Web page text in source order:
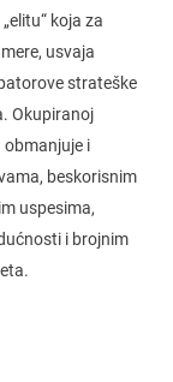
koja za
usvaja
strateške
Okupiranoj
i
beskorisnim
uspesima,
i brojnim